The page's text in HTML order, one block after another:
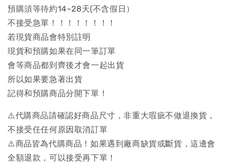
預購須等待約14~28天(不含假日）
不接受急單！！！！！！！！
若現貨商品會特別註明
現貨和預購如果在同一筆訂單
會等商品都到齊後才會一起出貨
所以如果要急著出貨
記得和預購商品分開下單！
⚠️代購商品請確認好商品尺寸，非重大瑕疵不做退換貨，
不接受任任何原因取消訂單
⚠️商品皆為代購商品！如果遇到廠商缺貨或斷貨，這邊會
全額退款，可以接受再下單！